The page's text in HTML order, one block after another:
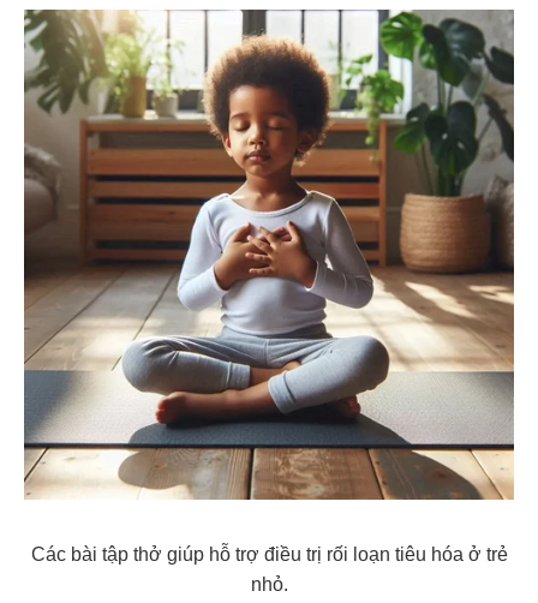
Các bài tập thở giúp hỗ trợ điều trị rối loạn tiêu hóa ở trẻ
nhỏ.